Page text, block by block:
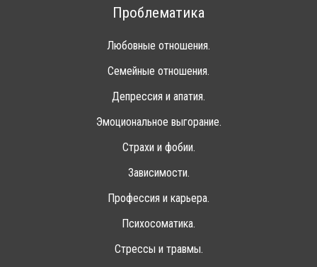
Проблематика
Любовные отношения.
Семейные отношения.
Депрессия и апатия.
Эмоциональное выгорание.
Страхи и фобии.
Зависимости.
Профессия и карьера.
Психосоматика.
Стрессы и травмы.